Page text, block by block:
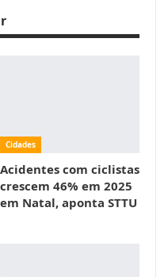
Cidades
Acidentes com ciclistas
crescem 46% em 2025
em Natal, aponta STTU